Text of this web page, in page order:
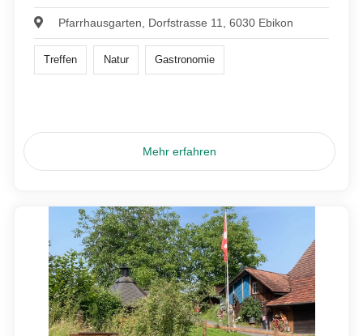
Pfarrhausgarten, Dorfstrasse 11, 6030 Ebikon
Treffen Natur Gastronomie
Mehr erfahren